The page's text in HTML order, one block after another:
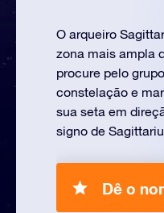
O arqueiro
zona mais ampla
procure pelo
constelação e
sua seta em
signo de
Dê o